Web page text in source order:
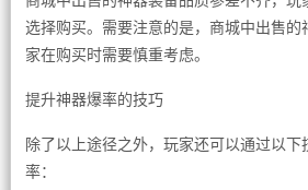
选择购买。需要注意的是，商城中出售的
家在购买时需要慎重考虑。
提升神器爆率的技巧
除了以上途径之外，玩家还可以通过以
率：